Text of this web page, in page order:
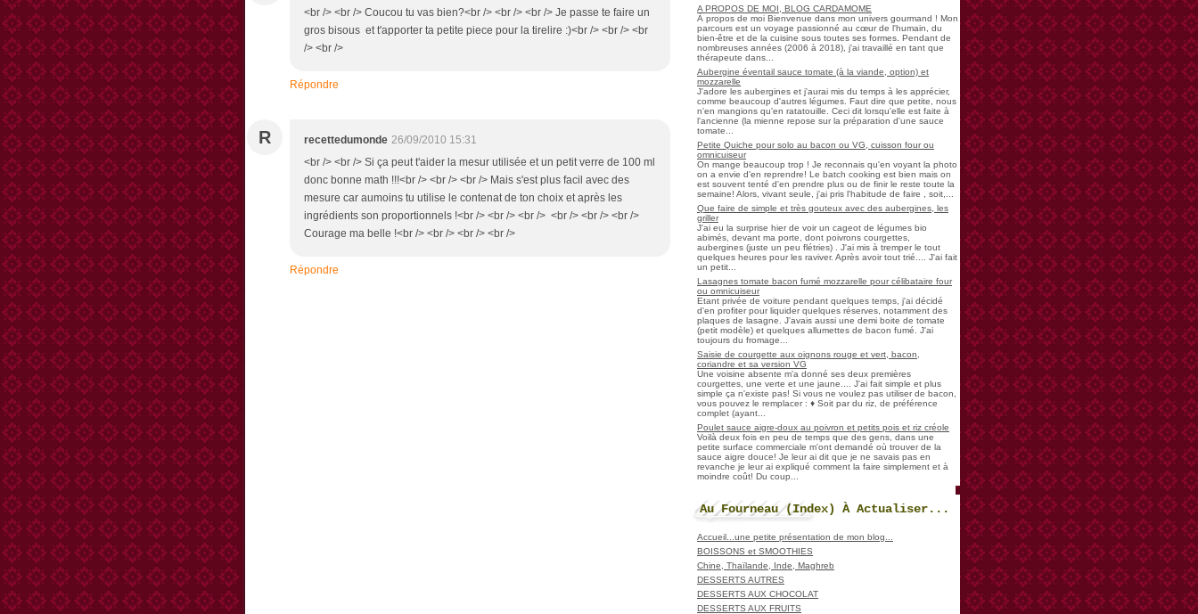
<br /> <br /> Coucou tu vas bien?<br /> <br /> <br /> Je passe te faire un
gros bisous et t'apporter ta petite piece pour la tirelire :)<br /> <br /> <br
/> <br />
Répondre
R recettedumonde 26/09/2010 15:31
<br /> <br /> Si ça peut t'aider la mesur utilisée et un petit verre de 100 ml
donc bonne math !!!<br /> <br /> <br /> Mais s'est plus facil avec des
mesure car aumoins tu utilise le contenat de ton choix et après les
ingrédients son proportionnels !<br /> <br /> <br /> <br /> <br /> <br />
Courage ma belle !<br /> <br /> <br /> <br />
Répondre
A PROPOS DE MOI, BLOG CARDAMOME
À propos de moi Bienvenue dans mon univers gourmand ! Mon
parcours est un voyage passionné au cœur de l'humain, du
bien-être et de la cuisine sous toutes ses formes. Pendant de
nombreuses années (2006 à 2018), j'ai travaillé en tant que
thérapeute dans...
Aubergine éventail sauce tomate (à la viande, option) et
mozzarelle
J'adore les aubergines et j'aurai mis du temps à les apprécier,
comme beaucoup d'autres légumes. Faut dire que petite, nous
n'en mangions qu'en ratatouille. Ceci dit lorsqu'elle est faite à
l'ancienne (la mienne repose sur la préparation d'une sauce
tomate...
Petite Quiche pour solo au bacon ou VG, cuisson four ou
omnicuiseur
On mange beaucoup trop ! Je reconnais qu'en voyant la photo
on a envie d'en reprendre! Le batch cooking est bien mais on
est souvent tenté d'en prendre plus ou de finir le reste toute la
semaine! Alors, vivant seule, j'ai pris l'habitude de faire , soit,...
Que faire de simple et très gouteux avec des aubergines, les
griller
J'ai eu la surprise hier de voir un cageot de légumes bio
abimés, devant ma porte, dont poivrons courgettes,
aubergines (juste un peu flétries) . J'ai mis à tremper le tout
quelques heures pour les raviver. Après avoir tout trié.... J'ai fait
un petit...
Lasagnes tomate bacon fumé mozzarelle pour célibataire four
ou omnicuiseur
Etant privée de voiture pendant quelques temps, j'ai décidé
d'en profiter pour liquider quelques réserves, notamment des
plaques de lasagne. J'avais aussi une demi boite de tomate
(petit modèle) et quelques allumettes de bacon fumé. J'ai
toujours du fromage...
Saisie de courgette aux oignons rouge et vert, bacon,
coriandre et sa version VG
Une voisine absente m'a donné ses deux premières
courgettes, une verte et une jaune.... J'ai fait simple et plus
simple ça n'existe pas! Si vous ne voulez pas utiliser de bacon,
vous pouvez le remplacer : ♦ Soit par du riz, de préférence
complet (ayant...
Poulet sauce aigre-doux au poivron et petits pois et riz créole
Voilà deux fois en peu de temps que des gens, dans une
petite surface commerciale m'ont demandé où trouver de la
sauce aigre douce! Je leur ai dit que je ne savais pas en
revanche je leur ai expliqué comment la faire simplement et à
moindre coût! Du coup...
Au Fourneau (Index) À Actualiser...
Accueil...une petite présentation de mon blog...
BOISSONS et SMOOTHIES
Chine, Thaïlande, Inde, Maghreb
DESSERTS AUTRES
DESSERTS AUX CHOCOLAT
DESSERTS AUX FRUITS